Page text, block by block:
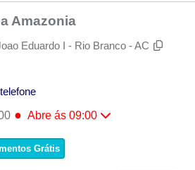
Amazonia
Eduardo I - Rio Branco - AC
● Abre ás 09:00
18:00
18:00
Grátis